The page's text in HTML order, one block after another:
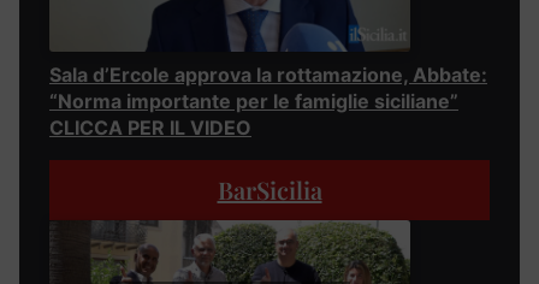
Sala d’Ercole approva la rottamazione, Abbate:
“Norma importante per le famiglie siciliane”
CLICCA PER IL VIDEO
BarSicilia